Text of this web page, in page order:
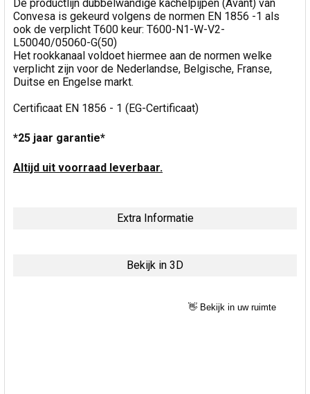
De productlijn dubbelwandige kachelpijpen (Avant) van
Convesa is gekeurd volgens de normen EN 1856 -1 als
ook de verplicht T600 keur: T600-N1-W-V2-
L50040/05060-G(50)
Het rookkanaal voldoet hiermee aan de normen welke
verplicht zijn voor de Nederlandse, Belgische, Franse,
Duitse en Engelse markt.
Certificaat EN 1856 - 1 (EG-Certificaat)
*25 jaar garantie*
Altijd uit voorraad leverbaar.
Extra Informatie
Bekijk in 3D